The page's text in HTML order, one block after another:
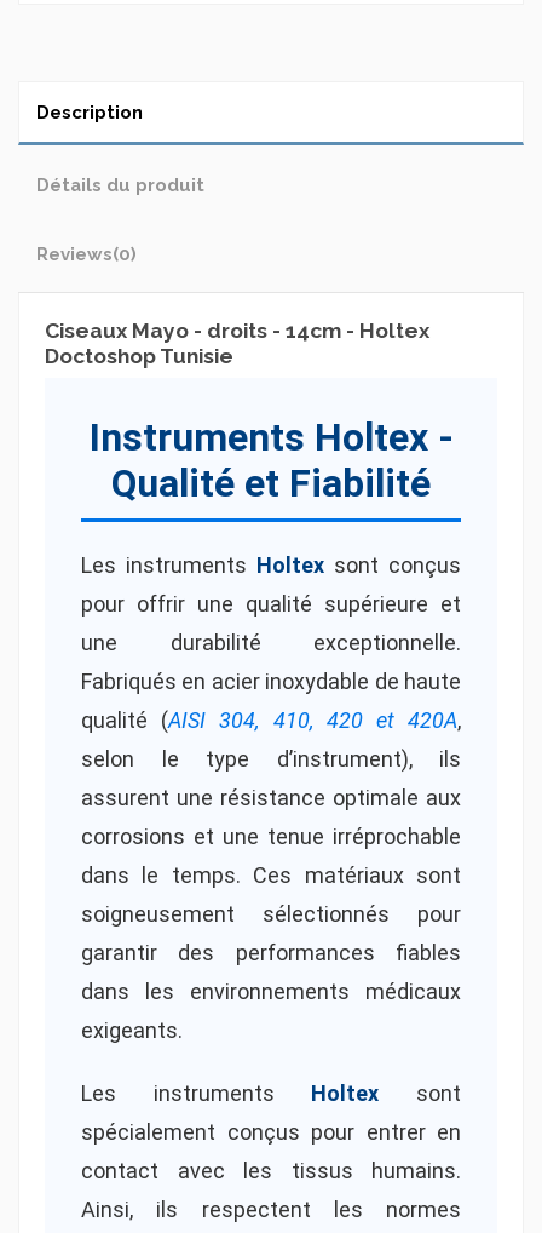
Description
Détails du produit
Reviews(0)
Ciseaux Mayo - droits - 14cm - Holtex
Doctoshop Tunisie
Instruments Holtex -
Qualité et Fiabilité
Les instruments Holtex sont conçus
pour offrir une qualité supérieure et
une durabilité exceptionnelle.
Fabriqués en acier inoxydable de haute
qualité (AISI 304, 410, 420 et 420A,
selon le type d’instrument), ils
assurent une résistance optimale aux
corrosions et une tenue irréprochable
dans le temps. Ces matériaux sont
soigneusement sélectionnés pour
garantir des performances fiables
dans les environnements médicaux
exigeants.
Les instruments Holtex sont
spécialement conçus pour entrer en
contact avec les tissus humains.
Ainsi, ils respectent les normes